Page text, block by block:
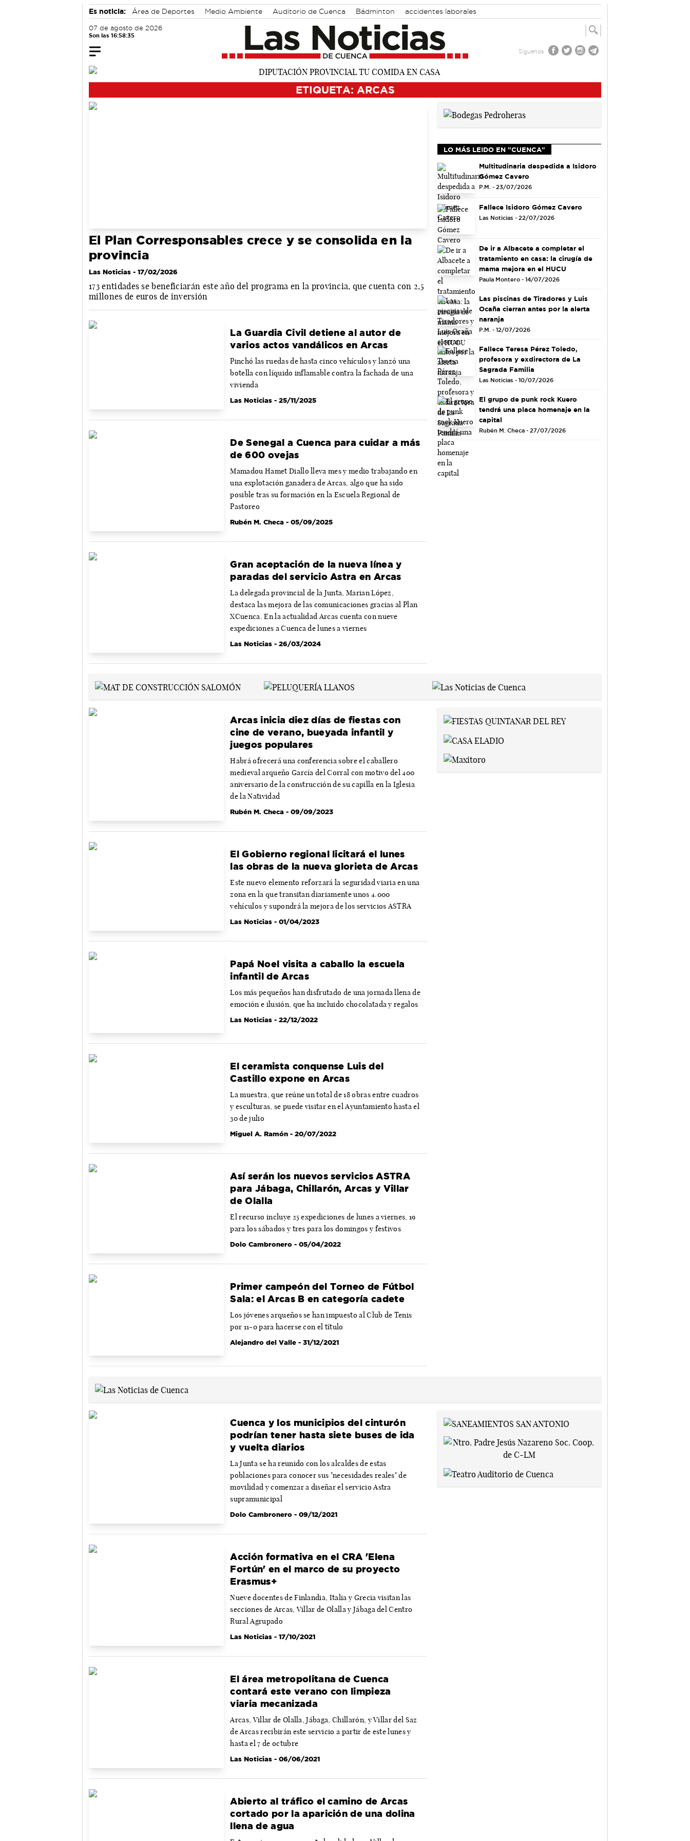
Es noticia: Área de Deportes Medio Ambiente Auditorio de Cuenca Bádminton
accidentes laborales
07 de agosto de 2026
Son las 16:58:35
Síguenos
ETIQUETA: ARCAS
El Plan Corresponsables crece y se consolida en la
provincia
Las Noticias - 17/02/2026
173 entidades se beneficiarán este año del programa en la provincia, que cuenta con 2,5
millones de euros de inversión
La Guardia Civil detiene al autor de
varios actos vandálicos en Arcas
Pinchó las ruedas de hasta cinco vehículos y lanzó una
botella con líquido inflamable contra la fachada de una
vivienda
Las Noticias - 25/11/2025
De Senegal a Cuenca para cuidar a más
de 600 ovejas
Mamadou Hamet Diallo lleva mes y medio trabajando en
una explotación ganadera de Arcas, algo que ha sido
posible tras su formación en la Escuela Regional de
Pastoreo
Rubén M. Checa - 05/09/2025
Gran aceptación de la nueva línea y
paradas del servicio Astra en Arcas
La delegada provincial de la Junta, Marian López,
destaca las mejora de las comunicaciones gracias al Plan
XCuenca. En la actualidad Arcas cuenta con nueve
expediciones a Cuenca de lunes a viernes
Las Noticias - 26/03/2024
LO MÁS LEIDO EN "CUENCA"
Multitudinaria despedida a Isidoro
Gómez Cavero
P.M. - 23/07/2026
Fallece Isidoro Gómez Cavero
Las Noticias - 22/07/2026
De ir a Albacete a completar el
tratamiento en casa: la cirugía de
mama mejora en el HUCU
Paula Montero - 14/07/2026
Las piscinas de Tiradores y Luis
Ocaña cierran antes por la alerta
naranja
P.M. - 12/07/2026
Fallece Teresa Pérez Toledo,
profesora y exdirectora de La
Sagrada Familia
Las Noticias - 10/07/2026
El grupo de punk rock Kuero
tendrá una placa homenaje en la
capital
Rubén M. Checa - 27/07/2026
Arcas inicia diez días de fiestas con
cine de verano, bueyada infantil y
juegos populares
Habrá ofrecerá una conferencia sobre el caballero
medieval arqueño García del Corral con motivo del 400
aniversario de la construcción de su capilla en la Iglesia
de la Natividad
Rubén M. Checa - 09/09/2023
El Gobierno regional licitará el lunes
las obras de la nueva glorieta de Arcas
Este nuevo elemento reforzará la seguridad viaria en una
zona en la que transitan diariamente unos 4.000
vehículos y supondrá la mejora de los servicios ASTRA
Las Noticias - 01/04/2023
Papá Noel visita a caballo la escuela
infantil de Arcas
Los más pequeños han disfrutado de una jornada llena de
emoción e ilusión, que ha incluido chocolatada y regalos
Las Noticias - 22/12/2022
El ceramista conquense Luis del
Castillo expone en Arcas
La muestra, que reúne un total de 18 obras entre cuadros
y esculturas, se puede visitar en el Ayuntamiento hasta el
30 de julio
Miguel A. Ramón - 20/07/2022
Así serán los nuevos servicios ASTRA
para Jábaga, Chillarón, Arcas y Villar
de Olalla
El recurso incluye 25 expediciones de lunes a viernes, 19
para los sábados y tres para los domingos y festivos
Dolo Cambronero - 05/04/2022
Primer campeón del Torneo de Fútbol
Sala: el Arcas B en categoría cadete
Los jóvenes arqueños se han impuesto al Club de Tenis
por 11-0 para hacerse con el título
Alejandro del Valle - 31/12/2021
Cuenca y los municipios del cinturón
podrían tener hasta siete buses de ida
y vuelta diarios
La Junta se ha reunido con los alcaldes de estas
poblaciones para conocer sus "necesidades reales" de
movilidad y comenzar a diseñar el servicio Astra
supramunicipal
Dolo Cambronero - 09/12/2021
Acción formativa en el CRA 'Elena
Fortún' en el marco de su proyecto
Erasmus+
Nueve docentes de Finlandia, Italia y Grecia visitan las
secciones de Arcas, Villar de Olalla y Jábaga del Centro
Rural Agrupado
Las Noticias - 17/10/2021
El área metropolitana de Cuenca
contará este verano con limpieza
viaria mecanizada
Arcas, Villar de Olalla, Jábaga, Chillarón, y Villar del Saz
de Arcas recibirán este servicio a partir de este lunes y
hasta el 7 de octubre
Las Noticias - 06/06/2021
Abierto al tráfico el camino de Arcas
cortado por la aparición de una dolina
llena de agua